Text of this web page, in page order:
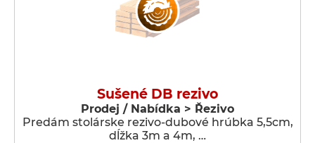
Sušené DB rezivo
Prodej / Nabídka > Řezivo
Predám stolárske rezivo-dubové hrúbka 5,5cm,
dĺžka 3m a 4m, …